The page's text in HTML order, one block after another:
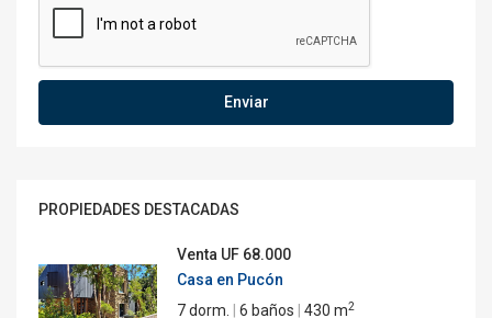
Enviar
PROPIEDADES DESTACADAS
Venta UF 68.000
Casa en Pucón
7 dorm.
6 baños 430 m2